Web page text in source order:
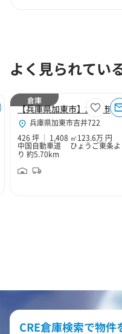
よく見られてい
【兵庫県加東市】加東市吉井426坪倉庫
兵庫県加東市吉井722
426 坪
1,408 ㎡123.6万 円
中国自動車道 ひょうご東条よ
り 約5.70km
倉庫
CRE倉庫検索で物